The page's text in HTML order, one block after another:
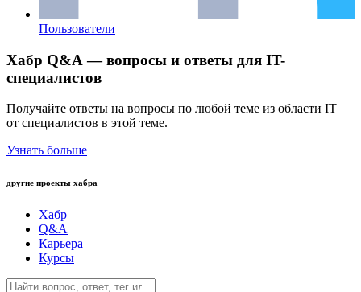
Пользователи
Хабр Q&A — вопросы и ответы для IT-
специалистов
Получайте ответы на вопросы по любой теме из области IT
от специалистов в этой теме.
Узнать больше
другие проекты хабра
Хабр
Q&A
Карьера
Курсы